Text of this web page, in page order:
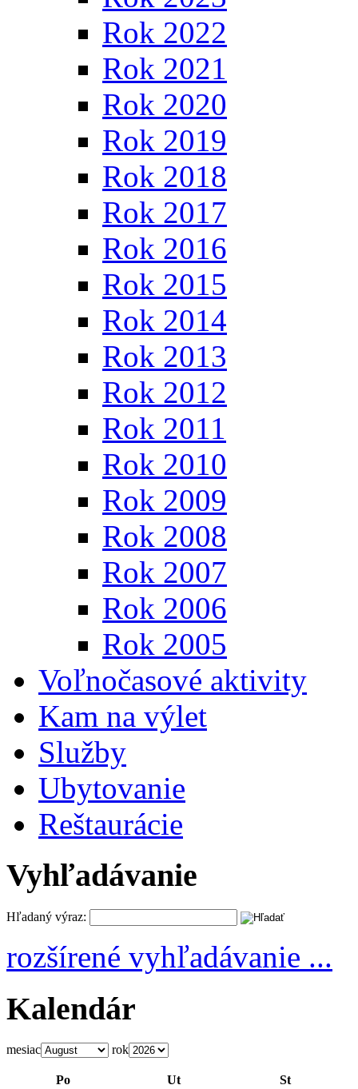
Rok 2022
Rok 2021
Rok 2020
Rok 2019
Rok 2018
Rok 2017
Rok 2016
Rok 2015
Rok 2014
Rok 2013
Rok 2012
Rok 2011
Rok 2010
Rok 2009
Rok 2008
Rok 2007
Rok 2006
Rok 2005
Voľnočasové aktivity
Kam na výlet
Služby
Ubytovanie
Reštaurácie
Vyhľadávanie
Hľadaný výraz:
rozšírené vyhľadávanie ...
Kalendár
mesiac rok
Po Ut St